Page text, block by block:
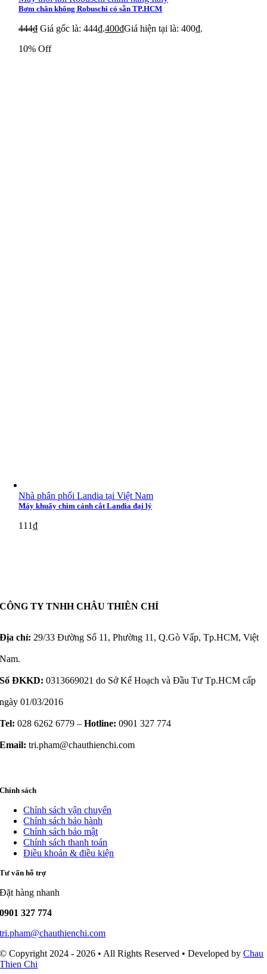
Bơm chân không Robuschi có sẵn TP.HCM
444₫ Giá gốc là: 444₫.400₫Giá hiện tại là: 400₫.
10% Off
Nhà phân phối Landia tại Việt Nam
Máy khuấy chìm cánh cắt Landia đại lý
111₫
CÔNG TY TNHH CHÂU THIÊN CHÍ
Địa chỉ: 29/33 Đường Số 11, Phường 11, Q.Gò Vấp, Tp.HCM, Việt
Nam.
Số ĐKKD: 0313669021 do Sở Kế Hoạch và Đầu Tư Tp.HCM cấp
ngày 01/03/2016
Tel: 028 6262 6779 –Hotline: 0901 327 774
Email: tri.pham@chauthienchi.com
Chính sách
Chính sách vận chuyển
Chính sách bảo hành
Chính sách bảo mật
Chính sách thanh toán
Điều khoản & điều kiện
Tư vấn hỗ trợ
Đặt hàng nhanh
0901 327 774
tri.pham@chauthienchi.com
© Copyright 2024 - 2026 • All Rights Reserved • Developed byChau
Thien Chi